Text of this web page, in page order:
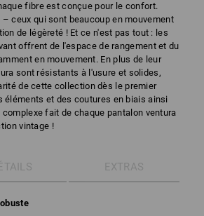
fibre est conçue pour le confort.
ceux qui sont beaucoup en mouvement
de légèreté ! Et ce n'est pas tout : les
offrent de l'espace de rangement et du
en mouvement. En plus de leur
sont résistants à l'usure et solides,
de cette collection dès le premier
éléments et des coutures en biais ainsi
fait de chaque pantalon ventura
vintage !
EXTRAS